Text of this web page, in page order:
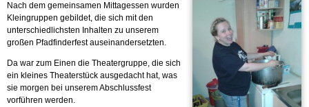
Nach dem gemeinsamen Mittagessen wurden
Kleingruppen gebildet, die sich mit den
unterschiedlichsten Inhalten zu unserem
großen Pfadfinderfest auseinandersetzten.
Da war zum Einen die Theatergruppe, die sich
ein kleines Theaterstück ausgedacht hat, was
sie morgen bei unserem Abschlussfest
vorführen werden.